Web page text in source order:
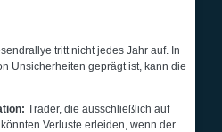
tritt nicht jedes Jahr auf. In
Unsicherheiten geprägt ist, kann die
Trader, die ausschließlich auf
Verluste erleiden, wenn der